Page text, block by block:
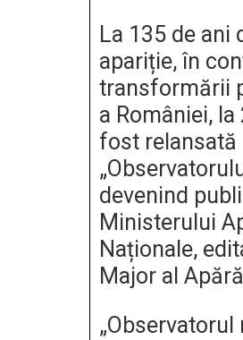
La 135 de ani
apariție, în
transformării
a României,
fost relansată
devenind
Ministerului
Naționale,
Major al